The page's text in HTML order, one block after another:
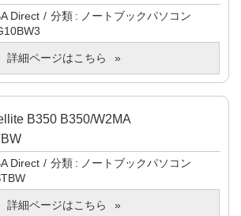
Direct 分類
ノートブックパソコン
詳細ページはこちら
B350 B350/W2MA
Direct 分類
ノートブックパソコン
詳細ページはこちら